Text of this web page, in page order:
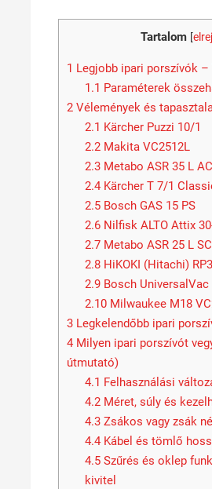
Tartalom [
1 Legjobb ipari porszívók –
1.1 Paraméterek
2 Vélemények és
2.1 Kärcher Puzzi 10/1
2.2Makita VC2512L
2.3Metabo ASR 35 L
2.4Kärcher T 7/1
2.5Bosch GAS 15 PS
2.6Nilfisk ALTO Attix
2.7Metabo ASR 25 L SC
2.8HiKOKI (Hitachi)
2.9Bosch UniversalVac
2.10Milwaukee M18
3 Legkelendőbb ipari
4 Milyen ipari porszívót
útmutató)
4.1 Felhasználási
4.2Méret, súly és
4.3Zsákos vagy zsák
4.4Kábel és tömlő
4.5Szűrés és oklep
kivitel